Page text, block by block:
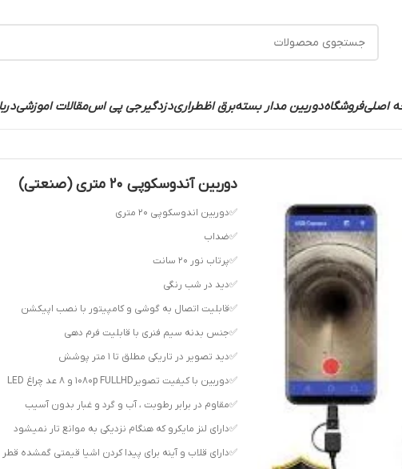
اصلیفروشگاهدوربین مدار بستهبرق اظطراریدزدگیرجی پی اسمقالات اموزشی
دوربین آندوسکوپی 20 متری (صنعتی)
✅دوربین اندوسکوپی 2۰ متری
✅ضداب
✅پرتاب نور ۲۰ سانت
✅دید در شب رنگی
✅قابلیت اتصال به گوشی و کامپیتور با نصب اپیکشن
✅جنس بدنه سیم فنری با قابلیت فرم دهی
✅دید تصویر در تاریکی مطلق تا 1 متر پوشش
✅دوربین با کیفیت تصویر1080p FULLHD و ۸ عد چراغ LED
✅مقاوم در برابر رطوبت ، آب و گرد و غبار بدون آسیب
✅دارای لنز مایکرو که هنگام نزدیکی به موانع تار نمیشود
✅دارای قلاب و آینه برای پیدا کردن اشیا قیمتی گمشده قطر لنز ۷